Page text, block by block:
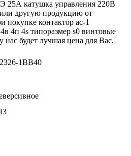
25А катушка управления 220В
другую продукцию от
покупке контактор ac-1
4п 4s типоразмер s0 винтовые
будет лучшая цена для Вас.
1BB40